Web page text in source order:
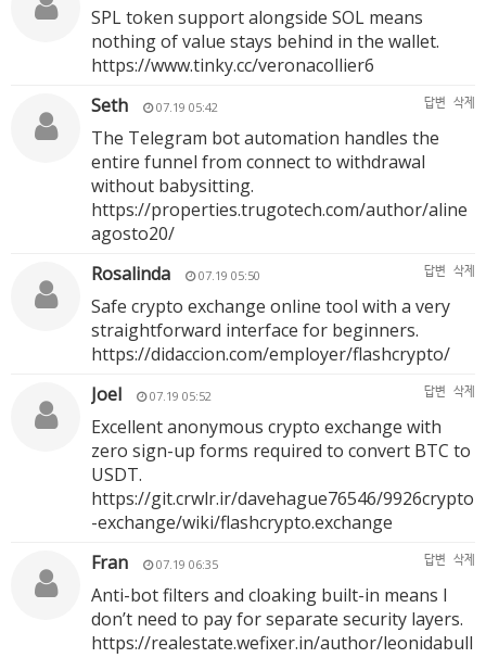
SPL token support alongside SOL means
nothing of value stays behind in the wallet.
https://www.tinky.cc/veronacollier6
Seth
07.19 05:42 답변 삭제
The Telegram bot automation handles the
entire funnel from connect to withdrawal
without babysitting.
https://properties.trugotech.com/author/aline
agosto20/
Rosalinda
07.19 05:50 답변 삭제
Safe crypto exchange online tool with a very
straightforward interface for beginners.
https://didaccion.com/employer/flashcrypto/
Joel
07.19 05:52 답변 삭제
Excellent anonymous crypto exchange with
zero sign-up forms required to convert BTC to
USDT.
https://git.crwlr.ir/davehague76546/9926crypto
-exchange/wiki/flashcrypto.exchange
Fran
07.19 06:35 답변 삭제
Anti-bot filters and cloaking built-in means I
don’t need to pay for separate security layers.
https://realestate.wefixer.in/author/leonidabull